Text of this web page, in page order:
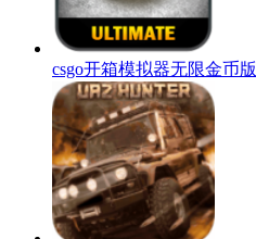
csgo开箱模拟器无限金币版